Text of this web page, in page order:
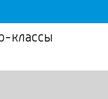
классы